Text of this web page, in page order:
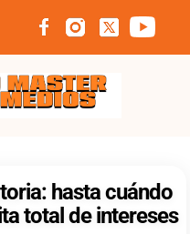
hasta cuándo
total de intereses